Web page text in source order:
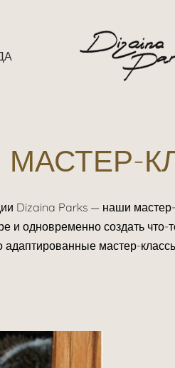
МАСТЕР-
Dizaina Parks — наши
и одновременно создать
мастер-